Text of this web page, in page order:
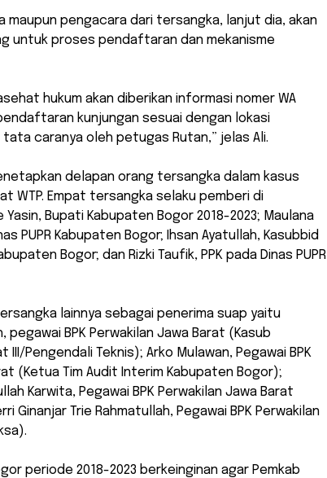
maupun pengacara dari tersangka, lanjut dia, akan
untuk proses pendaftaran dan mekanisme
hukum akan diberikan informasi nomer WA
kunjungan sesuai dengan lokasi
caranya oleh petugas Rutan,” jelas Ali.
delapan orang tersangka dalam kasus
WTP. Empat tersangka selaku pemberi di
Bupati Kabupaten Bogor 2018-2023; Maulana
PUPR Kabupaten Bogor; Ihsan Ayatullah, Kasubbid
Bogor; dan Rizki Taufik, PPK pada Dinas PUPR
lainnya sebagai penerima suap yaitu
pegawai BPK Perwakilan Jawa Barat (Kasub
Pengendali Teknis); Arko Mulawan, Pegawai BPK
(Ketua Tim Audit Interim Kabupaten Bogor);
Karwita, Pegawai BPK Perwakilan Jawa Barat
Ginanjar Trie Rahmatullah, Pegawai BPK Perwakilan
periode 2018-2023 berkeinginan agar Pemkab